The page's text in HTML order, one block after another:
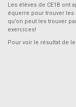
Les élèves de CE1B
équerre pour trouver
qu’on peut les trouver
exercices!
Pour voir le résultat de